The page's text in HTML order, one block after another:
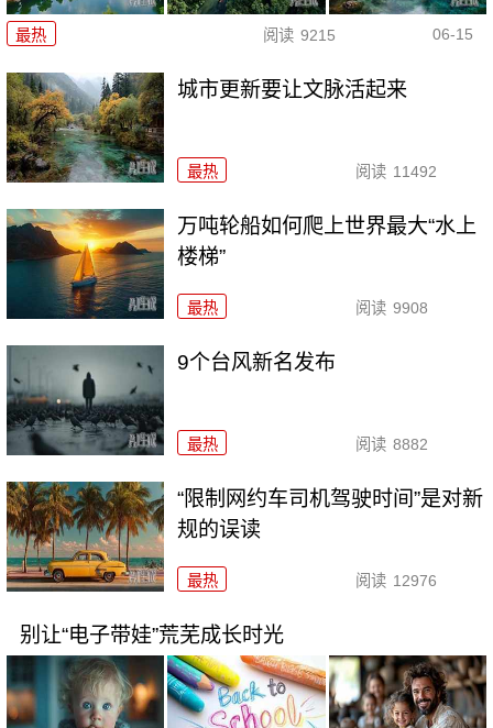
最热 阅读 9215 06-15
城市更新要让文脉活起来
最热 阅读 11492
万吨轮船如何爬上世界最大“水上
楼梯”
最热 阅读 9908
9个台风新名发布
最热 阅读 8882
“限制网约车司机驾驶时间”是对新
规的误读
最热 阅读 12976
别让“电子带娃”荒芜成长时光